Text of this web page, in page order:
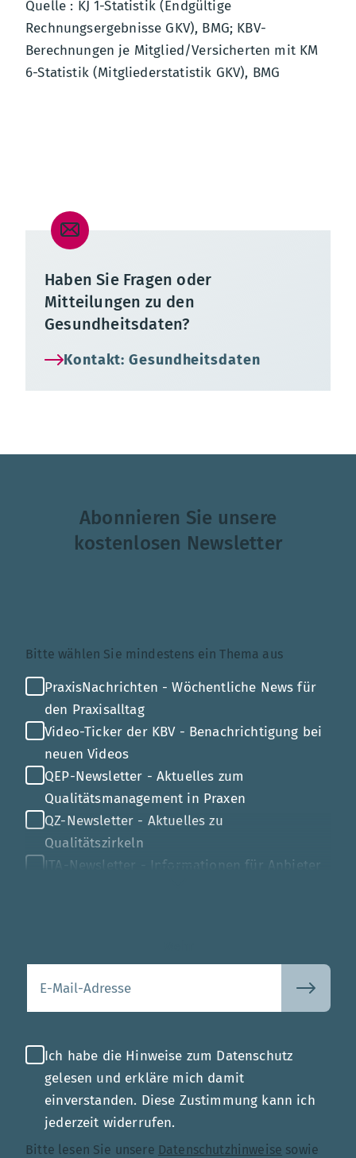
Quelle : KJ 1-Statistik (Endgültige
Rechnungsergebnisse GKV), BMG; KBV-
Berechnungen je Mitglied/Versicherten mit KM
6-Statistik (Mitgliederstatistik GKV), BMG
GKV-Ausgaben Arzneimittel
Haben Sie Fragen oder
Mitteilungen zu den
Gesundheitsdaten?
Kontakt: Gesundheitsdaten
Abonnieren Sie unsere
kostenlosen Newsletter
Bitte wählen Sie mindestens ein Thema aus
PraxisNachrichten - Wöchentliche News für
den Praxisalltag
Video-Ticker der KBV - Benachrichtigung bei
neuen Videos
QEP-Newsletter - Aktuelles zum
Qualitätsmanagement in Praxen
QZ-Newsletter - Aktuelles zu
Qualitätszirkeln
ITA-Newsletter - Informationen für Anbieter
Ich habe die Hinweise zum Datenschutz
gelesen und erkläre mich damit
einverstanden. Diese Zustimmung kann ich
jederzeit widerrufen.
Bitte lesen Sie unsere Datenschutzhinweise sowie